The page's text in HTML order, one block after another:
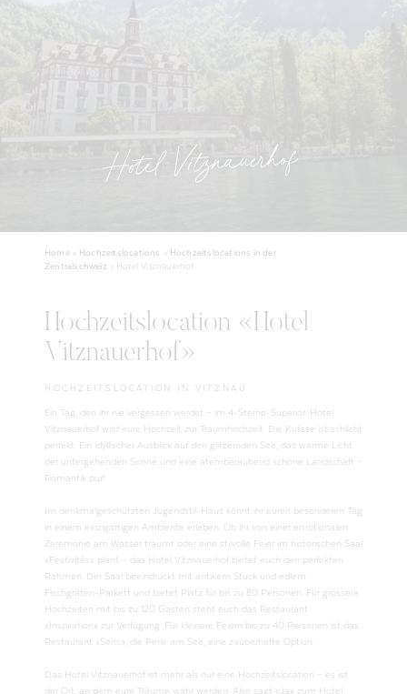
Hotel Vitznauerhof
Home Hochzeitslocations
Hochzeitslocations in der
Zentralschweiz
Hotel Vitznauerhof
Hochzeitslocation «Hotel
Vitznauerhof»
HOCHZEITSLOCATION IN VITZNAU
Ein Tag, den ihr nie vergessen werdet – im 4-Sterne-Superior-Hotel
Vitznauerhof wird eure Hochzeit zur Traumhochzeit. Die Kulisse ist schlicht
perfekt: Ein idyllischer Ausblick auf den glitzernden See, das warme Licht
der untergehenden Sonne und eine atemberaubend schöne Landschaft –
Romantik pur!
Im denkmalgeschützten Jugendstil-Haus könnt ihr euren besonderen Tag
in einem einzigartigen Ambiente erleben. Ob ihr von einer emotionalen
Zeremonie am Wasser träumt oder eine stilvolle Feier im historischen Saal
«Festivités» plant – das Hotel Vitznauerhof bietet euch den perfekten
Rahmen. Der Saal beeindruckt mit antikem Stuck und edlem
Fischgräten-Parkett und bietet Platz für bis zu 80 Personen. Für grössere
Hochzeiten mit bis zu 120 Gästen steht euch das Restaurant
«Inspiration» zur Verfügung. Für kleinere Feiern bis zu 40 Personen ist das
Restaurant «Sens», die Perle am See, eine zauberhafte Option.
Das Hotel Vitznauerhof ist mehr als nur eine Hochzeitslocation – es ist
der Ort, an dem eure Träume wahr werden. Also sagt «Ja» zum Hotel